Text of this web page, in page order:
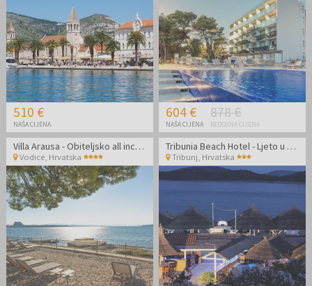
510 €
NAŠA CIJENA
604 €
NAŠA CIJENA
878 €
REDOVNA CIJENA
Villa Arausa - Obiteljsko all inclusive light ljeto - Posebna akcija
Vodice, Hrvatska
Tribunia Beach Hotel - Ljeto u Tribunju
Tribunj, Hrvatska